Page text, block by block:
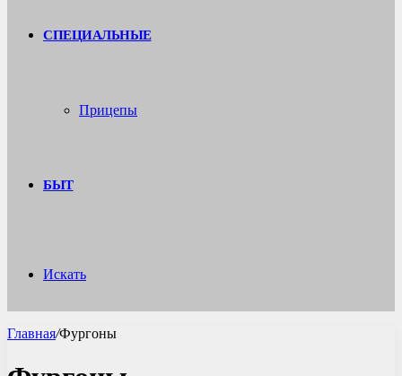
СПЕЦИАЛЬНЫЕ
Прицепы
БЫТ
Искать
Главная/Фургоны